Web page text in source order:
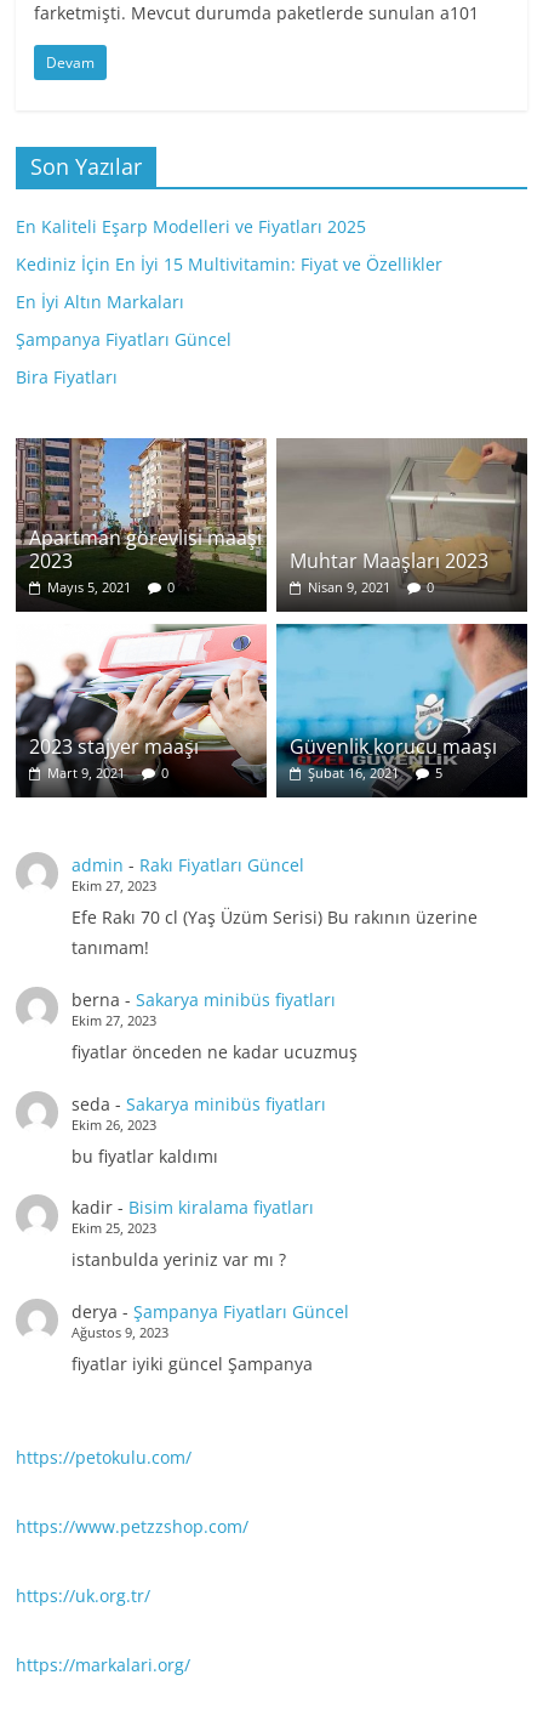
farketmişti. Mevcut durumda paketlerde sunulan a101
Devam
Son Yazılar
En Kaliteli Eşarp Modelleri ve Fiyatları 2025
Kediniz İçin En İyi 15 Multivitamin: Fiyat ve Özellikler
En İyi Altın Markaları
Şampanya Fiyatları Güncel
Bira Fiyatları
Apartman görevlisi maaşı
2023
Mayıs 5, 2021 0
Muhtar Maaşları 2023
Nisan 9, 2021 0
2023 stajyer maaşı
Mart 9, 2021 0
Güvenlik korucu maaşı
Şubat 16, 2021 5
admin - Rakı Fiyatları Güncel
Ekim 27, 2023
Efe Rakı 70 cl (Yaş Üzüm Serisi) Bu rakının üzerine
tanımam!
berna - Sakarya minibüs fiyatları
Ekim 27, 2023
fiyatlar önceden ne kadar ucuzmuş
seda - Sakarya minibüs fiyatları
Ekim 26, 2023
bu fiyatlar kaldımı
kadir- Bisim kiralama fiyatları
Ekim 25, 2023
istanbulda yeriniz var mı ?
derya - Şampanya Fiyatları Güncel
Ağustos 9, 2023
fiyatlar iyiki güncel Şampanya
https://petokulu.com/
https://www.petzzshop.com/
https://uk.org.tr/
https://markalari.org/